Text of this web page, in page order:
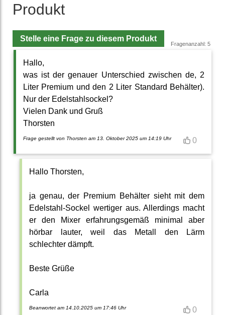
Produkt
Stelle eine Frage zu diesem Produkt
Fragenanzahl: 5
Hallo,
was ist der genauer Unterschied zwischen de, 2
Liter Premium und den 2 Liter Standard Behälter).
Nur der Edelstahlsockel?
Vielen Dank und Gruß
Thorsten
Frage gestellt von Thorsten am 13. Oktober 2025 um 14:19 Uhr 0
Hallo Thorsten,
ja genau, der Premium Behälter sieht mit dem
Edelstahl-Sockel wertiger aus. Allerdings macht
er den Mixer erfahrungsgemäß minimal aber
hörbar lauter, weil das Metall den Lärm
schlechter dämpft.
Beste Grüße
Carla
Beanwortet am 14.10.2025 um 17:46 Uhr 0